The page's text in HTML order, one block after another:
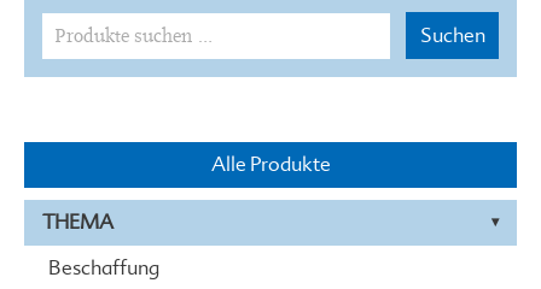
Suchen
nach:
Suchen
Alle Produkte
THEMA
Beschaffung